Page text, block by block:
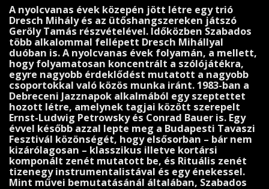
A nyolcvanas évek közepén jött létre egy trió
Dresch Mihály és az ütőshangszereken játszó
Geröly Tamás részvé­telével. Időközben Szabados
több alkalommal fellépett Dresch Mihállyal
duóban is. A nyolcvanas évek folya­mán, a mellett,
hogy folyamatosan koncentrált a szólójátékra,
egyre nagyobb érdeklődést mutatott a nagyobb
csoportokkal való közös munka iránt. 1983-ban a
Debreceni Jazznapok alkalmából egy szeptettet
hozott létre, amelynek tagjai között szerepelt
Ernst-Ludwig Petrowsky és Conrad Bauer is. Egy
évvel később azzal lepte meg a Budapesti Tavaszi
Fesztivál közönségét, hogy elsősorban – bár nem
kizárólagosan – klasszikus illetve kortársi
komponált zenét mutatott be, és Rituális zenét
tizenegy instrumentalistával és egy énekessel.
Mint művei bemuta­tásánál általában, Szabados